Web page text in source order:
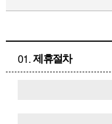
01.제휴절차